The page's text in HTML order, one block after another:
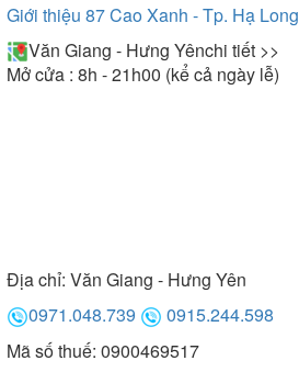
Giới thiệu 87 Cao Xanh - Tp. Hạ Long
Văn Giang - Hưng Yênchi tiết >>
Mở cửa : 8h - 21h00 (kể cả ngày lễ)
Địa chỉ: Văn Giang - Hưng Yên
0971.048.739
0915.244.598
Mã số thuế: 0900469517